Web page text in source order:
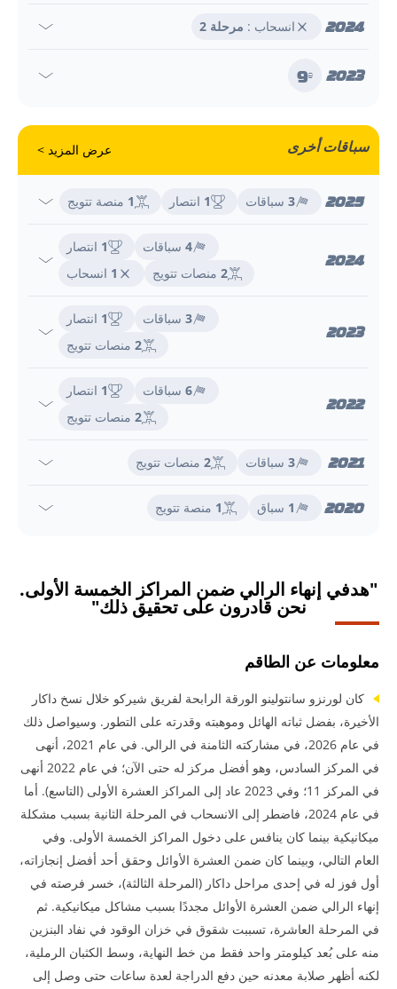
2024 انسحاب : مرحلة 2
2023
9e
سباقات أخرى عرض المزيد >
2025
3 سباقات 1 انتصار 1 منصة تتويج
2024
4 سباقات 1 انتصار
2 منصات تتويج 1 انسحاب
2023
3 سباقات 1 انتصار
2 منصات تتويج
2022
6 سباقات 1 انتصار
2 منصات تتويج
2021
3 سباقات 2 منصات تتويج
2020
1 سباق 1 منصة تتويج
"هدفي إنهاء الرالي ضمن المراكز الخمسة الأولى.
نحن قادرون على تحقيق ذلك"
معلومات عن الطاقم
كان لورنزو سانتولينو الورقة الرابحة لفريق شيركو خلال نسخ داكار
الأخيرة، بفضل ثباته الهائل وموهبته وقدرته على التطور. وسيواصل ذلك
في عام 2026، في مشاركته الثامنة في الرالي. في عام 2021، أنهى
في المركز السادس، وهو أفضل مركز له حتى الآن؛ في عام 2022 أنهى
في المركز 11؛ وفي 2023 عاد إلى المراكز العشرة الأولى (التاسع). أما
في عام 2024، فاضطر إلى الانسحاب في المرحلة الثانية بسبب مشكلة
ميكانيكية بينما كان ينافس على دخول المراكز الخمسة الأولى. وفي
العام التالي، وبينما كان ضمن العشرة الأوائل وحقق أحد أفضل إنجازاته،
أول فوز له في إحدى مراحل داكار (المرحلة الثالثة)، خسر فرصته في
إنهاء الرالي ضمن العشرة الأوائل مجددًا بسبب مشاكل ميكانيكية. ثم
في المرحلة العاشرة، تسببت شقوق في خزان الوقود في نفاد البنزين
منه على بُعد كيلومتر واحد فقط من خط النهاية، وسط الكثبان الرملية،
لكنه أظهر صلابة معدنه حين دفع الدراجة لعدة ساعات حتى وصل إلى